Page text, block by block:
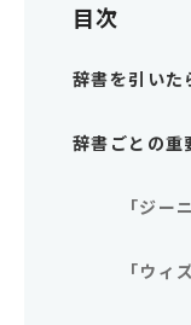
目次
辞書を引いた
辞書ごとの重
「ジー
「ウィ